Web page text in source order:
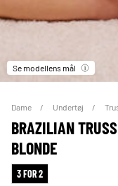
Se modellens mål
Dame Undertøj
BRAZILIAN
BLONDE
3 FOR 2